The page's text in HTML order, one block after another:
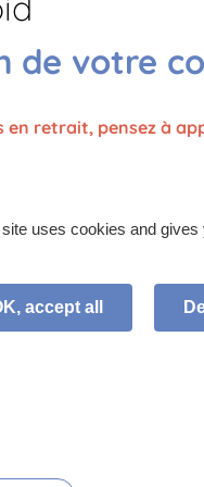
de votre
en retrait, pensez à
n’avez pas assez
container réfrigéré!
uses cookies and
accept all